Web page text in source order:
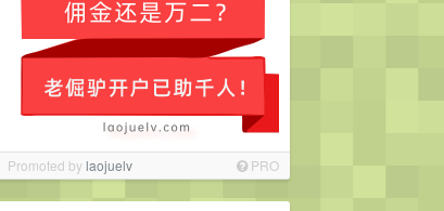
Promoted bylaojuelv PRO